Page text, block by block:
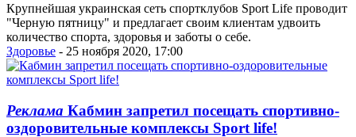
Крупнейшая украинская сеть спортклубов Sport Life проводит
"Черную пятницу" и предлагает своим клиентам удвоить
количество спорта, здоровья и заботы о себе.
Здоровье - 25 ноября 2020, 17:00
Реклама Кабмин запретил посещать спортивно-
оздоровительные комплексы Sport life!